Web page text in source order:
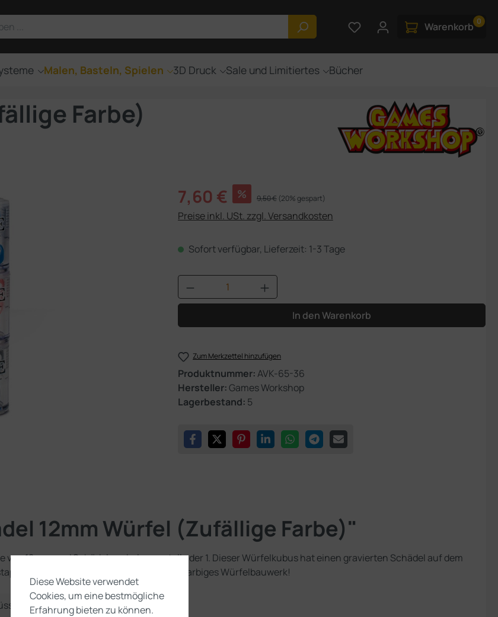
Du hast 0 Produkte auf dem
Warenkorb 0
Malen, Basteln, Spielen 3D Druck Sale und Limitiertes Bücher
Farbe)
Verkaufspreis:
7,60 € % Regulärer Preis:
9,50 € (20% gespart)
Preise inkl. USt. zzgl. Versandkosten
Sofort verfügbar, Lieferzeit: 1-3 Tage
Produkt Anzahl: Gib den gewünschten Wert
In den Warenkorb
Zum Merkzettel hinzufügen
Produktnummer:AVK-65-36
Hersteller:Games Workshop
Lagerbestand: 5
12mm Würfel (Zufällige Farbe)"
12 mm und Schädelsymbolen anstelle der 1. Dieser Würfelkubus hat einen gravierten Schädel auf dem
– erschaffe dein persönliches vielfarbiges Würfelbauwerk!
noch selbst
Diese Website verwendet
Cookies, um eine bestmögliche
Erfahrung bieten zu können.